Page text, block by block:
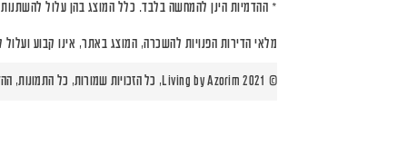
* ההדמיות הינן להמחשה בלבד. כלל המוצג בהן עלול
מלאי הדירות הפנויות להשכרה, המוצג באתר, אינו קבוע
© Living by Azorim 2021, כל הזכויות שמורות, כל התמונות, ההדמיות ותוכניות הדירות הינן להמחשה בלבד |